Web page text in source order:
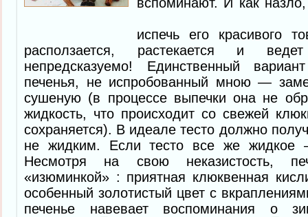
испечь его красивого
расползается, растекается и
непредсказуемо! Единственный
печенья, не испробованный мною —
сушеную (в процессе выпечки она не
жидкость, что происходит со свежей
сохраняется). В идеале тесто должно
не жидким. Если тесто все же жидкое
Несмотря на свою неказистость,
«изюминкой» : приятная клюквенная
особенный золотистый цвет с
печенье навевает воспоминания о